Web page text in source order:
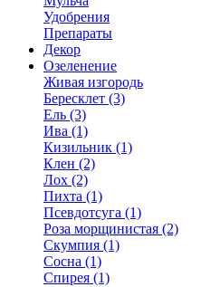
Удобрения
Препараты
Декор
Озеленение
Живая изгородь
Бересклет (3)
Ель (3)
Ива (1)
Кизильник (1)
Клен (2)
Лох (2)
Пихта (1)
Псевдотсуга (1)
Роза морщинистая (2)
Скумпия (1)
Сосна (1)
Спирея (1)